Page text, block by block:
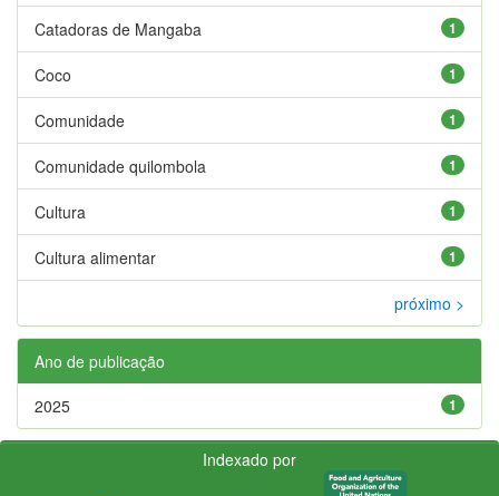
1
Catadoras de Mangaba
1
Coco
1
Comunidade
1
Comunidade quilombola
1
Cultura
1
Cultura alimentar
próximo >
Ano de publicação
1
2025
Indexado por